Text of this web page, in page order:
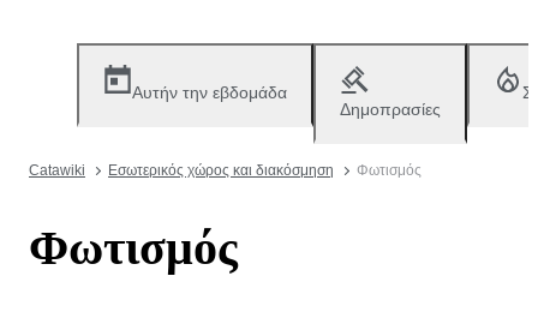
Αυτήν την εβδομάδα
Δημοπρασίες
Catawiki Εσωτερικός χώρος και διακόσμηση Φωτισμός
Φωτισμός